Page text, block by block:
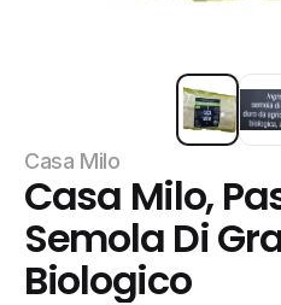
Casa Milo
Casa Milo,
Semola Di
Biologico